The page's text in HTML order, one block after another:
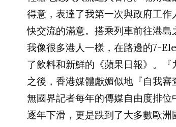
得意，表達了我第一次與政府工作
快交流的滿意。搭乘列車前往港島
我像很多港人一樣，在路邊的7-
了飲料和新鮮的《蘋果日報》。『
之後，香港媒體獻媚似地『自我審
無國界記者每年的傳媒自由度排位
逐年下滑，更是跌到了大多數歐洲